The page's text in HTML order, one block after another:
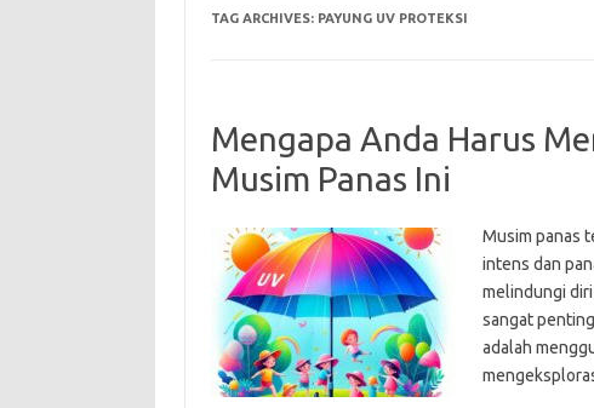
TAG ARCHIVES: PAYUNG UV PROTEKSI
Mengapa Anda Harus
Musim Panas Ini
Musim panas
intens dan
melindungi
sangat
adalah